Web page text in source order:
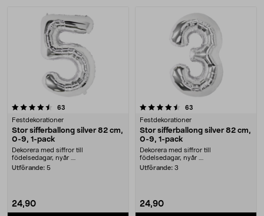
63
Festdekorationer
Stor sifferballong silver 82 cm,
0-9, 1-pack
Dekorera med siffror till
födelsedagar, nyår ....
Utförande: 5
24,90
4.5 av 5 stjärnor 63
Festdekorationer
Stor sifferballong silver 82 cm,
0-9, 1-pack
Dekorera med siffror till
födelsedagar, nyår ....
Utförande: 3
24,90